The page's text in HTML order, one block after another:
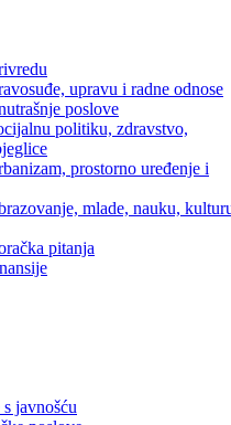
upravu i radne odnose
poslove
politiku, zdravstvo,
prostorno uređenje i
mlade, nauku,
pitanja